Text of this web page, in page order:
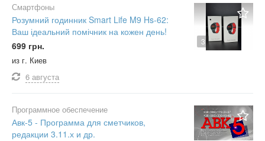
3
Смартфоны
Розумний годинник Smart Life M9 Hs-62:
Ваш ідеальний помічник на кожен день!
699 грн.
из г. Киев
6 августа
Программное обеспечение
Авк-5 - Программа для сметчиков,
редакции 3.11.х и др.